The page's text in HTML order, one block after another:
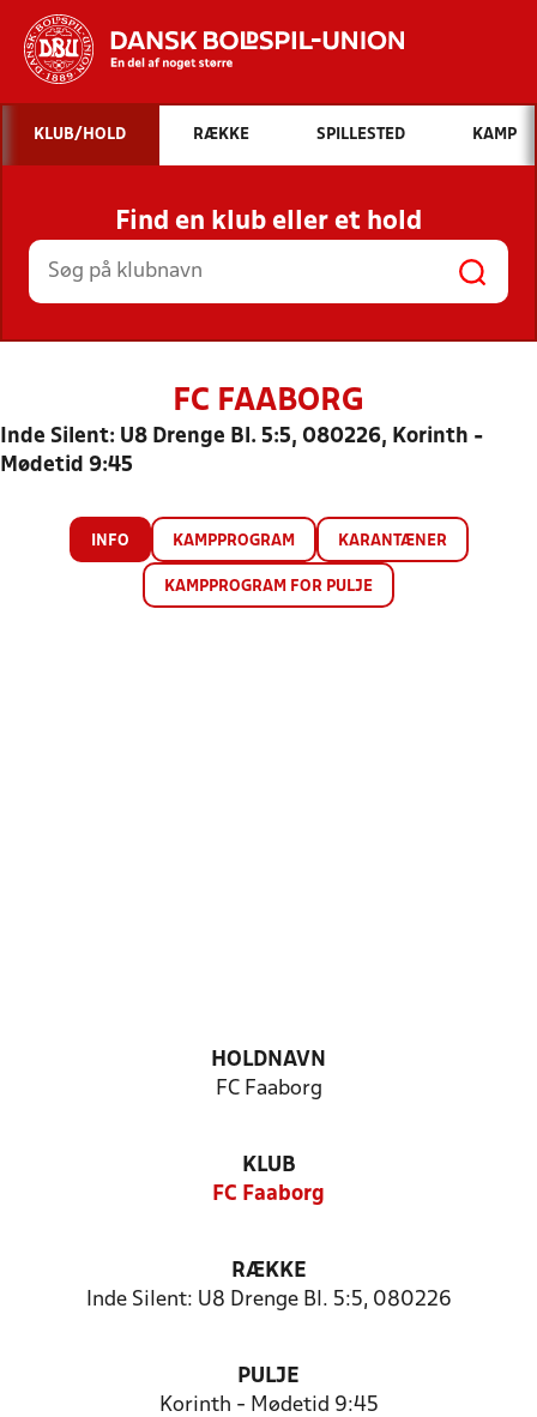
Hvad vil du søge efter?
INDHOLD OG NYHEDER
STILLINGER, RESULTATER, KLUBBER OG
HOLD
KLUB/HOLD RÆKKE SPILLESTED KAMP
Find en klub eller et hold
FC FAABORG
Inde Silent: U8 Drenge Bl. 5:5, 080226, Korinth -
Mødetid 9:45
INFO KAMPPROGRAM KARANTÆNER
KAMPPROGRAM FOR PULJE
HOLDNAVN
FC Faaborg
KLUB
FC Faaborg
RÆKKE
Inde Silent: U8 Drenge Bl. 5:5, 080226
PULJE
Korinth - Mødetid 9:45